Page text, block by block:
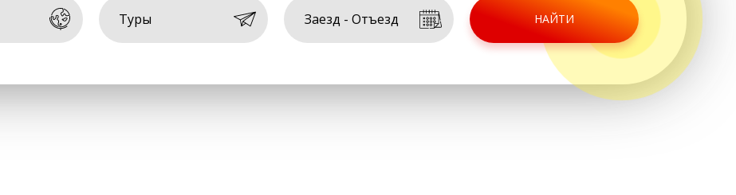
Туры НАЙТИ